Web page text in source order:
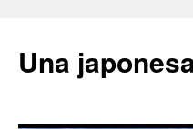
Una